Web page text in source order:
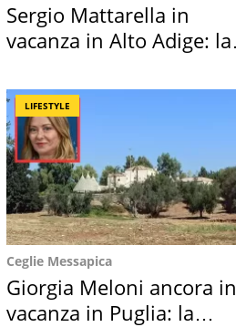
Sergio Mattarella in
vacanza in Alto Adige: la
LIFESTYLE
Ceglie Messapica
Giorgia Meloni ancora in
vacanza in Puglia: la